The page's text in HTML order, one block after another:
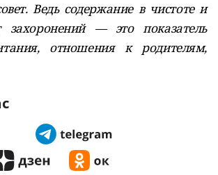
Ведь содержание в чистоте и
захоронений — это показатель
отношения к родителям,